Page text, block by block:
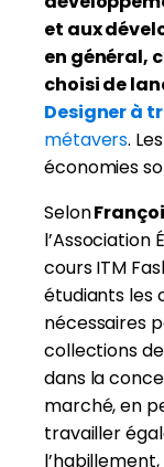
et aux
en général,
choisi de
Designer à
métavers.
économies
Selon
l’Association
cours ITM
étudiants les
nécessaires
collections
dans la
marché, en
travailler